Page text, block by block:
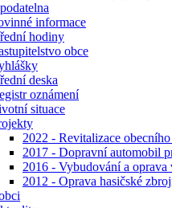
informace
hodiny
obce
deska
oznámení
situace
2022 - Revitalizace
2017 - Dopravní automobil
2016 - Vybudování a oprava
2012 - Oprava hasičské